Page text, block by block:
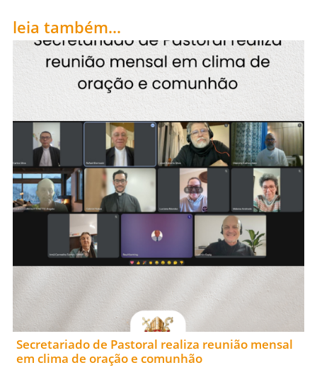
leia também...
Secretariado de Pastoral realiza reunião mensal
em clima de oração e comunhão